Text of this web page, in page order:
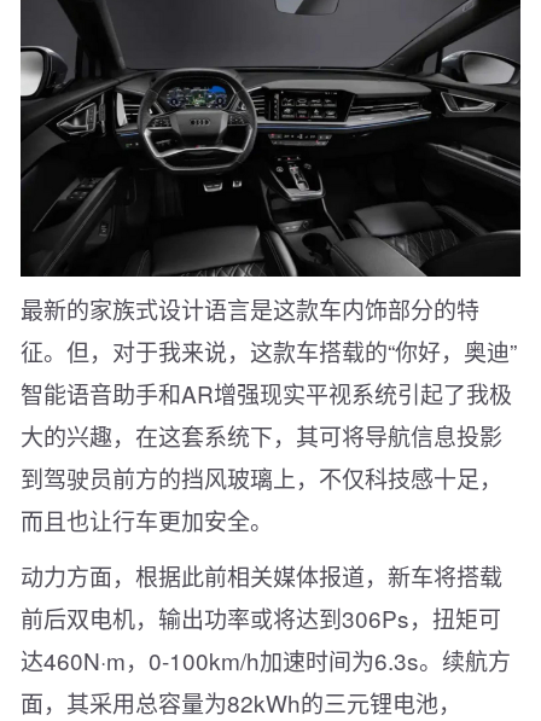
最新的家族式设计语言是这款车内饰部分的特
征。但，对于我来说，这款车搭载的“你好，奥迪”
智能语音助手和AR增强现实平视系统引起了我极
大的兴趣，在这套系统下，其可将导航信息投影
到驾驶员前方的挡风玻璃上，不仅科技感十足，
而且也让行车更加安全。
动力方面，根据此前相关媒体报道，新车将搭载
前后双电机，输出功率或将达到306Ps，扭矩可
达460N·m，0-100km/h加速时间为6.3s。续航方
面，其采用总容量为82kWh的三元锂电池，